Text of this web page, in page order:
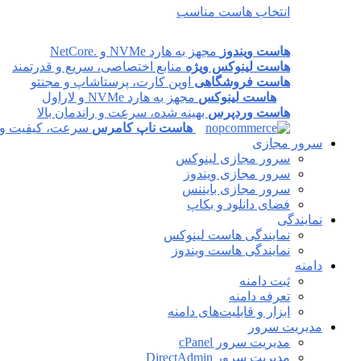
انتخاب هاست مناسب
هاست ویندوز مجهز به هارد NVMe و .NetCore
هاست لینوکس ویژه منابع اختصاصی، سریع و قدرتمند
هاست فروشگاهی اوپن کارت، پرستاشاپ و مجنتو
هاست لینوکس مجهز به هارد NVMe و لاراول
هاست وردپرس بهینه شده، سرعت و راندمان بالا
هاست ناپ کامرس سرعت، کیفیت و
سرور مجازی
سرور مجازی لینوکس
سرور مجازی ویندوز
سرور مجازی بایننس
فضای دانلود و بکاپ
نمایندگی
نمایندگی هاست لینوکس
نمایندگی هاست ویندوز
دامنه
ثبت دامنه
تعرفه دامنه
ابزار و قابلیت‌های دامنه
مدیریت سرور
مدیریت سرور cPanel
مدیریت سرور DirectAdmin